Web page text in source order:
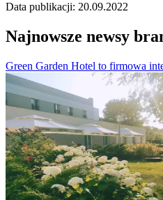
Data publikacji: 20.09.2022
Najnowsze newsy
Green Garden Hotel to firmowa